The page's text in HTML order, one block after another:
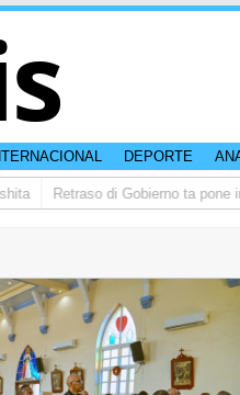
DEPORTE
Retraso di Gobierno ta pone